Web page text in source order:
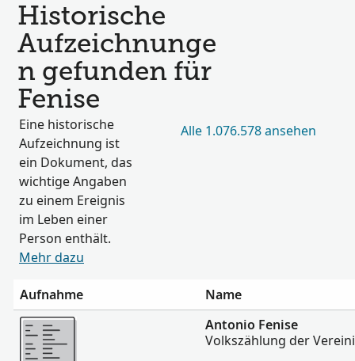
Historische
Aufzeichnunge
n gefunden für
Fenise
Eine historische
Aufzeichnung ist
ein Dokument, das
wichtige Angaben
zu einem Ereignis
im Leben einer
Person enthält.
Mehr dazu
Alle 1.076.578 ansehen
Aufnahme
Name
Mehr
Antonio Fenise
Volkszählung der